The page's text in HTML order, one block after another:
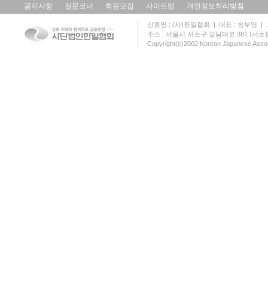
공지사항 질문코너 회원모집 사이트맵 개인정보처리방침
상호명 : (사)한일협회 | 대표 : 송부영 |
주소 : 서울시 서초구 강남대로 381 (서
Copyright(c)2002 Korean Japanese